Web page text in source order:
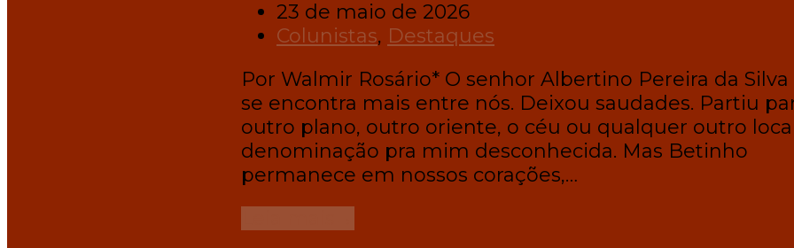
23 de maio de 2026
Colunistas, Destaques
Por Walmir Rosário* O senhor Albertino Pereira da Silva
se encontra mais entre nós. Deixou saudades. Partiu
outro plano, outro oriente, o céu ou qualquer outro
denominação pra mim desconhecida. Mas Betinho
permanece em nossos corações,…